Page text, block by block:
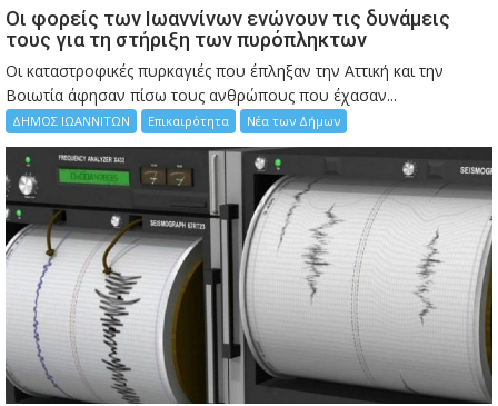
Οι φορείς των Ιωαννίνων ενώνουν τις δυνάμεις
τους για τη στήριξη των πυρόπληκτων
Οι καταστροφικές πυρκαγιές που έπληξαν την Αττική και την
Bοιωτία άφησαν πίσω τους ανθρώπους που έχασαν...
ΔΗΜΟΣ ΙΩΑΝΝΙΤΩΝ Επικαιρότητα Νέα των Δήμων